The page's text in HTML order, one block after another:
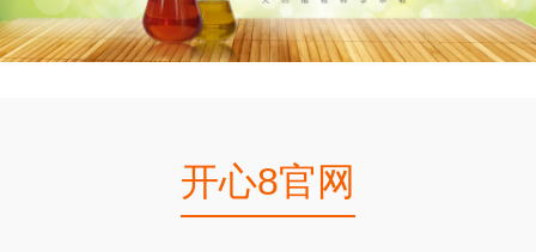
开心8官网